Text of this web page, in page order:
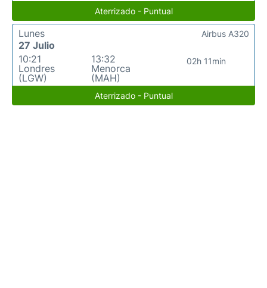
Aterrizado - Puntual
Lunes
27 Julio
10:21
Londres
(LGW)
13:32
Menorca
(MAH)
02h 11min
Airbus A320
Aterrizado - Puntual